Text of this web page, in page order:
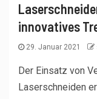
innovatives
29. Januar 2021
Der Einsatz von
Laserschneiden